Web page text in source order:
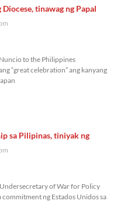
tinawag ng Papal
to the Philippines
“great celebration” ang kanyang
sa Pilipinas, tiniyak ng
of War for Policy
ng Estados Unidos sa